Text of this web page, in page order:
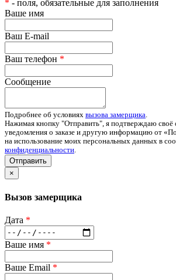
* - поля, обязательные для заполнения
Ваше имя
Ваш E-mail
Ваш телефон *
Сообщение
Подробнее об условиях вызова замерщика.
Нажимая кнопку "Отправить", я подтверждаю своё
уведомления о заказе и другую информацию от
на использование моих персональных данных в
конфиденциальности.
Отправить
×
Вызов замерщика
Дата *
Ваше имя *
Ваше Email *